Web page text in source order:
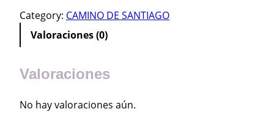
v
r
S
n
Category: CAMINO DE SANTIAGO
Valoraciones (0)
Valoraciones
No hay valoraciones aún.